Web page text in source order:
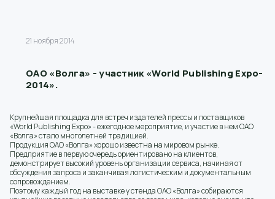
21 ноября 2014
ОАО «Волга» - участник «World Publishing Expo-
2014».
Крупнейшая площадка для встреч издателей прессы и поставщиков
«World Publishing Expo» - ежегодное мероприятие, и участие в нем ОАО
«Волга» стало многолетней традицией.
Продукция ОАО «Волга» хорошо известна на мировом рынке.
Предприятие в первую очередь ориентировано на клиентов,
демонстрирует высокий уровень организации сервиса, начиная от
обсуждения запроса и заканчивая логистическим и документальным
сопровождением.
Поэтому каждый год на выставке у стенда ОАО «Волга» собираются